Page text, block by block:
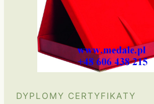
DYPLOMY CERTYFIKATY